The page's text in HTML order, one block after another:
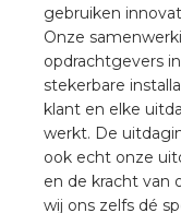
gebruiken
Onze
opdrachtgevers
stekerbare
klant en elke
werkt. De
ook echt onze
en de kracht van
wij ons zelfs dé
Academy